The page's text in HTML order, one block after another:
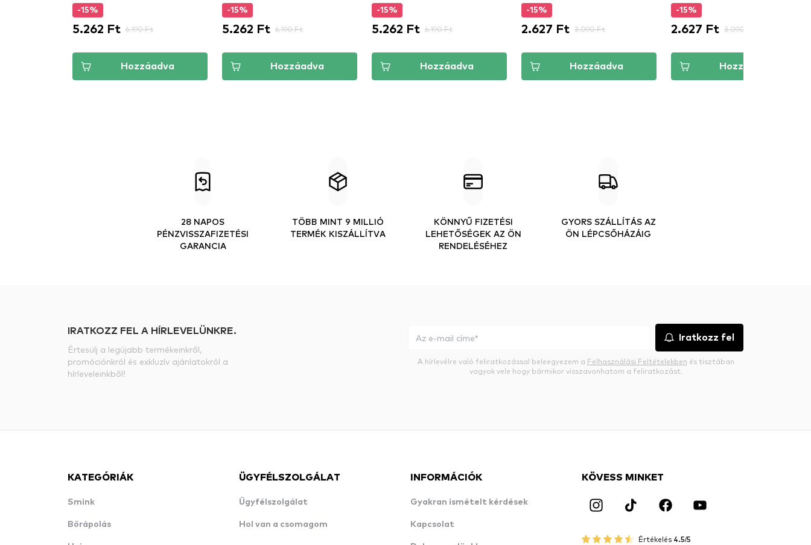
-15%
5.262 Ft 6.190 Ft
Hozzáadva
-15%
5.262 Ft 6.190 Ft
Hozzáadva
-15%
5.262 Ft 6.190 Ft
Hozzáadva
-15%
2.627 Ft 3.090 Ft
Hozzáadva
-15%
2.627 Ft 3.090 Ft
Hozzáadva
28 NAPOS
PÉNZVISSZAFIZETÉSI
GARANCIA
TÖBB MINT 9 MILLIÓ
TERMÉK KISZÁLLÍTVA
KÖNNYŰ FIZETÉSI
LEHETŐSÉGEK AZ ÖN
RENDELÉSÉHEZ
GYORS SZÁLLÍTÁS AZ
ÖN LÉPCSŐHÁZÁIG
IRATKOZZ FEL A HÍRLEVELÜNKRE.
Értesülj a legújabb termékeinkről,
promóciónkról és exkluzív ajánlatokról a
hírleveleinkből!
Iratkozz fel
A hírlevélre való feliratkozással beleegyezem a Felhasználási Feltételekben és tisztában
vagyok vele hogy bármikor visszavonhatom a feliratkozást.
KATEGÓRIÁK
Smink
Bőrápolás
ÜGYFÉLSZOLGÁLAT
Ügyfélszolgálat
Hol van a csomagom
INFORMÁCIÓK
Gyakran ismételt kérdések
Kapcsolat
KÖVESS MINKET
Értékelés 4.5/5